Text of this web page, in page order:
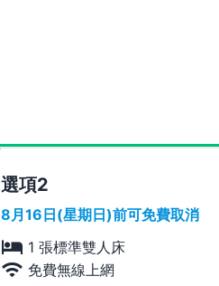
選項
8月16日(星期日)前可免費取消
1 張標準雙人床
免費無線上網